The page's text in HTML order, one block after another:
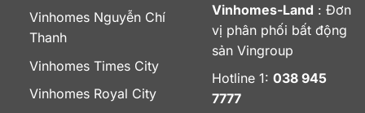
Vinhomes Nguyễn Chí
Thanh
Vinhomes Times City
Vinhomes Royal City
Vinhomes-Land : Đơn
vị phân phối bất động
sản Vingroup
Hotline 1: 038 945
7777